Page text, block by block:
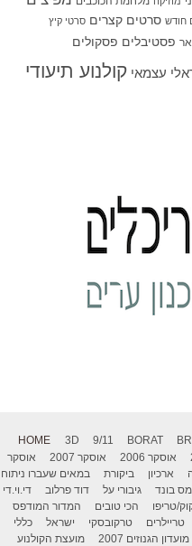
חודש סרטים קצרים סרטי קיץ
פסטיבלים פסקולים
עצמאי קולנוע תיעודי
HOME 3D 9/11 BORAT
אוסקר 2006 אוסקר 2007
אוסקר
ארכיון ביקורת
במאים שעברו ניתוח
בונד גיבורי על דוד פרלוב
די.וי.די
טריפו הכי טובים
המדור המודפס
טריילרים טרקובסקי ישראל
כללי
מועדון הגנוזים 2007 מועצת הקולנוע